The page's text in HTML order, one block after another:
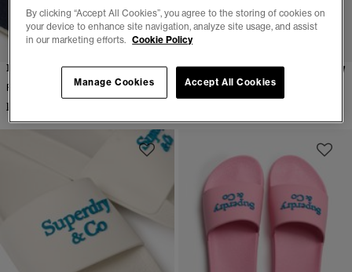
Frottéslippers
Flere farger tilgjengelig
kr 299,00
Superdry & Co Pool Sliders
Flere farger tilgjengelig
By clicking “Accept All Cookies”, you agree to the storing of cookies on
your device to enhance site navigation, analyze site usage, and assist
in our marketing efforts. Cookie Policy
Accept All Cookies
Manage Cookies